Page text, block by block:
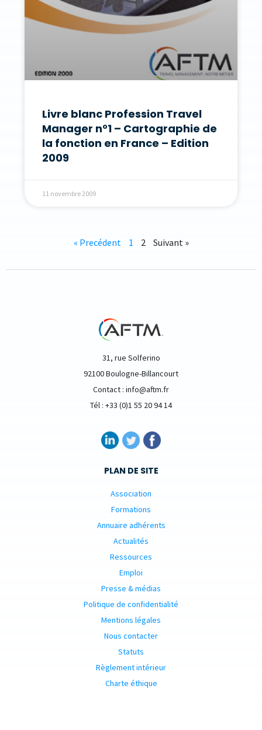
Livre blanc Profession Travel
Manager n°1 – Cartographie de
la fonction en France – Edition
2009
11 novembre 2009
« Precédent 1 2 Suivant »
31, rue Solferino
92100 Boulogne-Billancourt
Contact : info@aftm.fr
Tél : +33 (0)1 55 20 94 14
PLAN DE SITE
Association
Formations
Annuaire adhérents
Actualités
Ressources
Emploi
Presse & médias
Politique de confidentialité
Mentions légales
Nous contacter
Statuts
Règlement intérieur
Charte éthique